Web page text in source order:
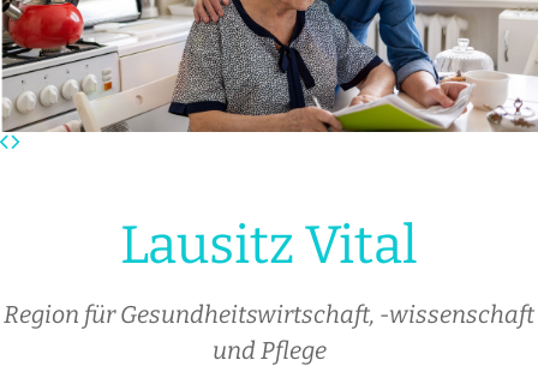
Lausitz Vital
Region für Gesundheitswirtschaft, -wissenschaft
und Pflege